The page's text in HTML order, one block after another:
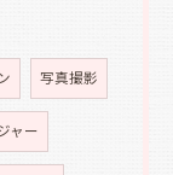
写真撮影
ャー